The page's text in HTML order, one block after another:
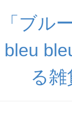
「ブル
bleu
る